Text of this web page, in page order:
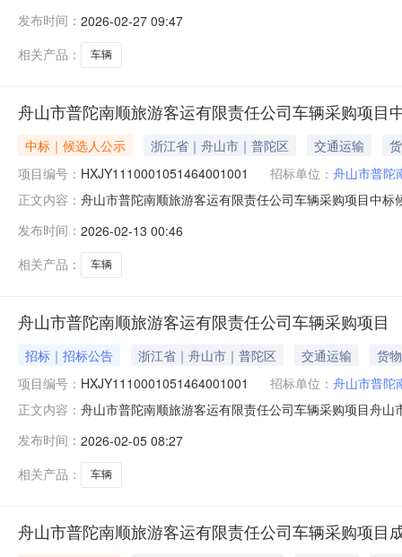
期：2026年2月5日六、开标日期：2026年2月12日七、
码1舟山市普陀南
发布时间： 2026-02-27 09:47
相关产品：
车辆
舟山市普陀南顺旅游客运有限责任公司车辆采购项目
中标｜候选人公示 浙江省｜舟山市｜普陀区 交通运输
项目编号： HXJY1110001051464001001 招标单位： 舟山市普陀
正文内容： 舟山市普陀南顺旅游客运有限责任公司车辆采购项目中
公司五、采购方式：公开招标六、采购公告发布日期：
人为：舟山市中百汽
发布时间： 2026-02-13 00:46
相关产品：
车辆
舟山市普陀南顺旅游客运有限责任公司车辆采购项目
招标｜招标公告 浙江省｜舟山市｜普陀区 交通运输
货物
项目编号： HXJY1110001051464001001 招标单位： 舟山市普陀
正文内容： 舟山市普陀南顺旅游客运有限责任公司车辆采购项目舟
标文件。一、项目基本情况采购项目编号：
购文件。标
发布时间： 2026-02-05 08:27
相关产品：
车辆
舟山市普陀南顺旅游客运有限责任公司车辆采购项目